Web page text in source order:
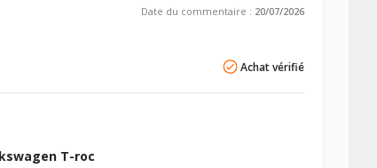
Date du commentaire : 20/07/2026
Achat vérifié
T-roc